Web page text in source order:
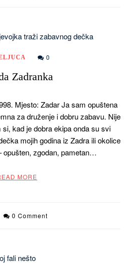
0
Zadranka
Mjesto: Zadar Ja sam opuštena
za druženje i dobru zabavu. Nije
kad je dobra ekipa onda su svi
mojih godina iz Zadra ili okolice
opušten, zgodan, pametan…
MORE
0 Comment